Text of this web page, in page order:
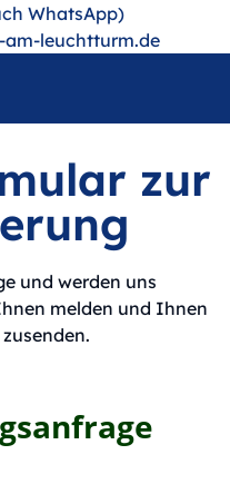
WhatsApp)
am-leuchtturm.de
zur
und werden uns
melden und Ihnen